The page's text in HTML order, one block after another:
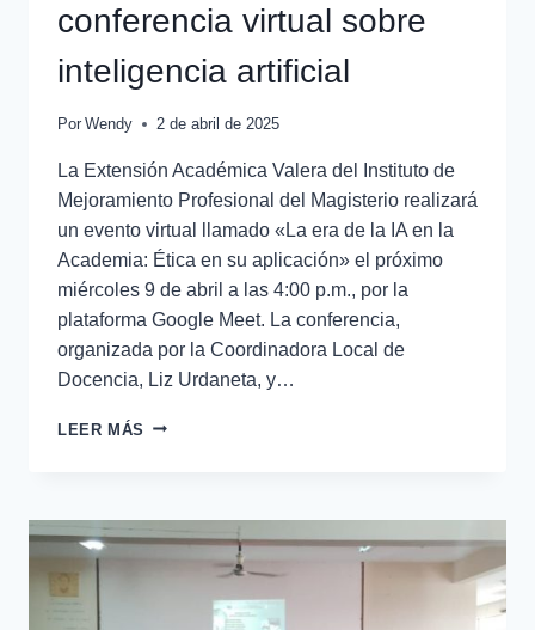
conferencia virtual sobre
inteligencia artificial
Por Wendy 2 de abril de 2025
La Extensión Académica Valera del Instituto de
Mejoramiento Profesional del Magisterio realizará
un evento virtual llamado «La era de la IA en la
Academia: Ética en su aplicación» el próximo
miércoles 9 de abril a las 4:00 p.m., por la
plataforma Google Meet. La conferencia,
organizada por la Coordinadora Local de
Docencia, Liz Urdaneta, y…
LEER MÁS